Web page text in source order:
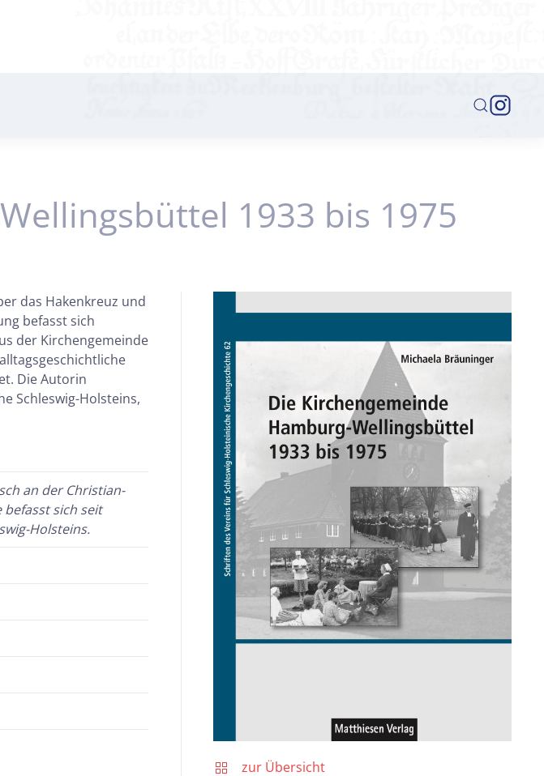
1933 bis 1975
das Hakenkreuz und
befasst sich
der Kirchengemeinde
Die Autorin
Schleswig-Holsteins,
an der Christian-
sich seit
Holsteins.
zur Übersicht